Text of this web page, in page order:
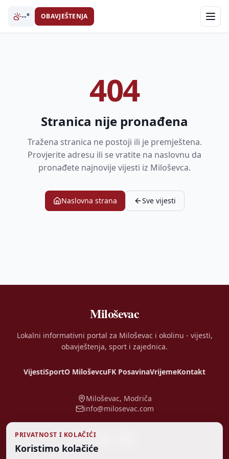
--° OBAVJEŠTENJA
404
Stranica nije pronađena
Tražena stranica ne postoji ili je premještena.
Provjerite adresu ili se vratite na naslovnu da
pronađete najnovije vijesti iz Miloševca.
Naslovna strana Sve vijesti
Miloševac
Lokalni informativni portal za Miloševac i okolinu - vijesti,
obavještenja, sport i zajednica.
VijestiSportO MiloševcuFK PosavinaVrijemeKontakt
Miloševac, Modriča
info@milosevac.com
PRIVATNOST I KOLAČIĆI
Koristimo kolačiće